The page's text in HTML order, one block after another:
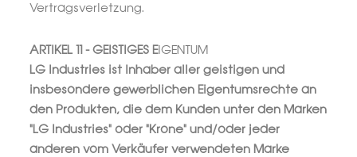
Vertragsverletzung.
ARTIKEL 11 - GEISTIGES EIGENTUM
LG Industries ist Inhaber aller geistigen und
insbesondere gewerblichen Eigentumsrechte an
den Produkten, die dem Kunden unter den Marken
"LG Industries" oder "Krone" und/oder jeder
anderen vom Verkäufer verwendeten Marke